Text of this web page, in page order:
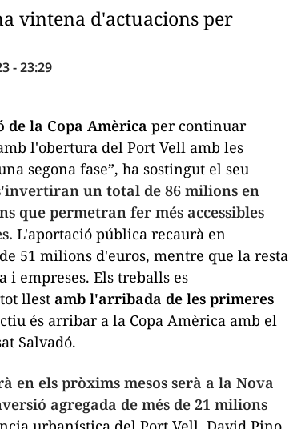
vintena d'actuacions per
- 23:29
de la Copa Amèrica per continuar
l'obertura del Port Vell amb les
segona fase”, ha sostingut el seu
un total de 86 milions en
que permetran fer més accessibles
L'aportació pública recaurà en
51 milions d'euros, mentre que la resta
empreses. Els treballs es
llest amb l'arribada de les primeres
és arribar a la Copa Amèrica amb el
Salvadó.
en els pròxims mesos serà a la Nova
agregada de més de 21 milions